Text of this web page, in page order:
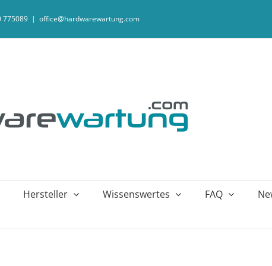
775089 | office@hardwarewartung.com
Hersteller Wissenswertes FAQ